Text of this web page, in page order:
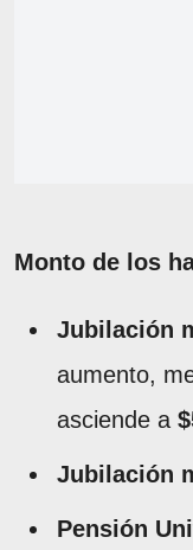
Monto de los
Jubilación
aumento,
asciende a
Jubilación
Pensión